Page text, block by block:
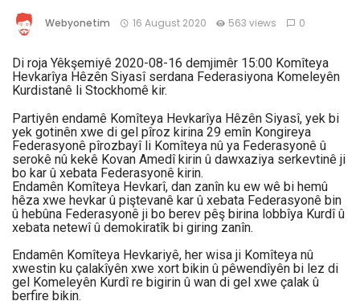
Webyonetim 16 August 2020 563 views 0
Di roja Yêkşemiyê 2020-08-16 demjimêr 15:00 Komîteya
Hevkarîya Hêzên Siyasî serdana Federasiyona Komeleyên
Kurdistanê li Stockhomê kir.
Partiyên endamê Komîteya Hevkarîya Hêzên Siyasî, yek bi
yek gotinên xwe di gel pîroz kirina 29 emîn Kongireya
Federasyonê pîrozbayî li Komîteya nû ya Federasyonê û
serokê nû kekê Kovan Amedî kirin û dawxaziya serkevtinê ji
bo kar û xebata Federasyonê kirin.
Endamên Komîteya Hevkarî, dan zanîn ku ew wê bi hemû
hêza xwe hevkar û piştevanê kar û xebata Federasyonê bin
û hebûna Federasyonê ji bo berev pêş birina lobbîya Kurdî û
xebata netewî û demokiratîk bi giring zanîn.
Endamên Komîteya Hevkariyê, her wisa ji Komîteya nû
xwestin ku çalakîyên xwe xort bikin û pêwendîyên bi lez di
gel Komeleyên Kurdî re bigirin û wan di gel xwe çalak û
berfire bikin.